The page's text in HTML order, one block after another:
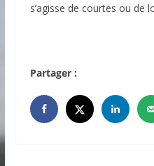
s’agisse de courtes ou de
Partager :